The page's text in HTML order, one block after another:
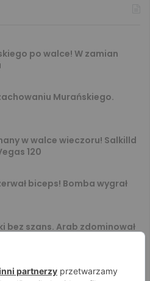
po walce! W zamian
Murańskiego.
w walce wieczoru! Salkilld
120
biceps! Bomba wygrał
bez szans. Arab zdominował
przez 6. rywali. Gypsy